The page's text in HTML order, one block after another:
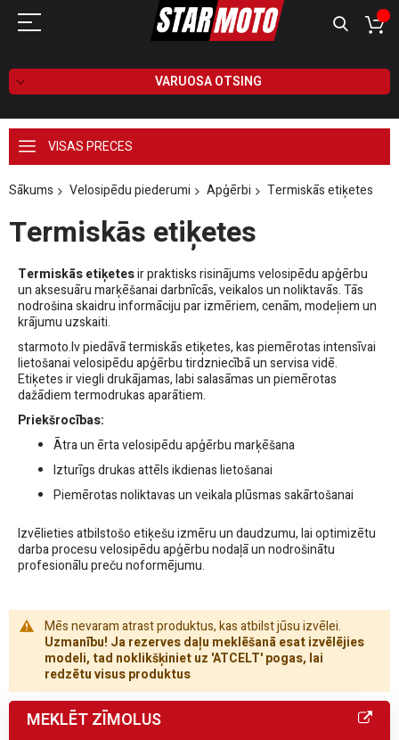
VARUOSA OTSING
VISAS PRECES
Sākums Velosipēdu piederumi Apģērbi Termiskās etiķetes
Termiskās etiķetes
Termiskās etiķetesir praktisks risinājums velosipēdu apģērbu
un aksesuāru marķēšanai darbnīcās, veikalos un noliktavās. Tās
nodrošina skaidru informāciju par izmēriem, cenām, modeļiem un
krājumu uzskaiti.
starmoto.lv piedāvā termiskās etiķetes, kas piemērotas intensīvai
lietošanai velosipēdu apģērbu tirdzniecībā un servisa vidē.
Etiķetes ir viegli drukājamas, labi salasāmas un piemērotas
dažādiem termodrukas aparātiem.
Priekšrocības:
Ātra un ērta velosipēdu apģērbu marķēšana
Izturīgs drukas attēls ikdienas lietošanai
Piemērotas noliktavas un veikala plūsmas sakārtošanai
Izvēlieties atbilstošo etiķešu izmēru un daudzumu, lai optimizētu
darba procesu velosipēdu apģērbu nodaļā un nodrošinātu
profesionālu preču noformējumu.
Mēs nevaram atrast produktus, kas atbilst jūsu izvēlei.
Uzmanību! Ja rezerves daļu meklēšanā esat izvēlējies
modeli, tad noklikšķiniet uz 'ATCELT' pogas, lai
redzētu visus produktus
MEKLĒT ZĪMOLUS